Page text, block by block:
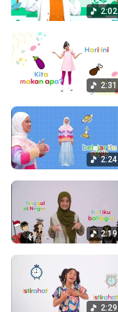
2:02
2:31
2:24
2:19
2:29